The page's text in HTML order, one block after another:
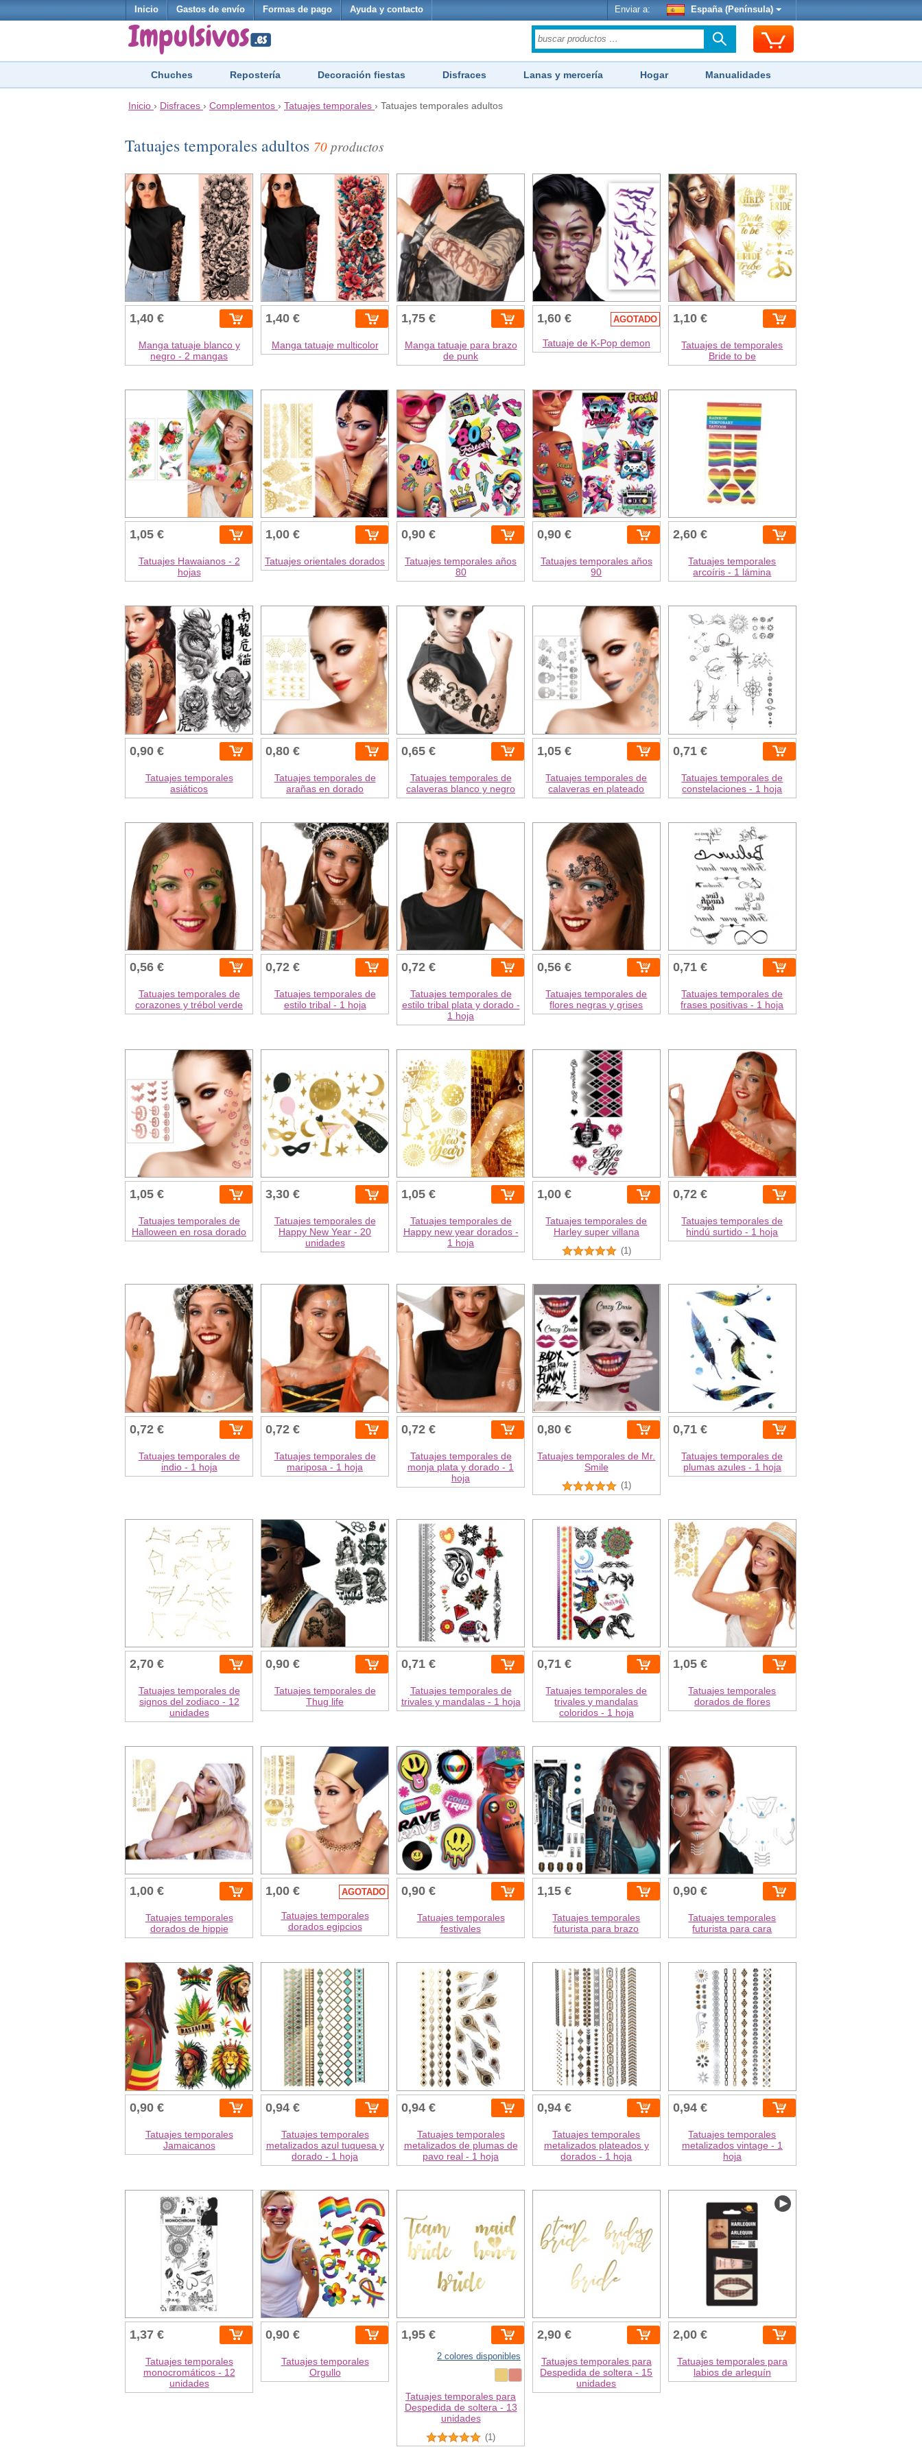
Inicio Gastos de envío Formas de pago Ayuda y contacto Enviar a: España (Península)
Chuches Repostería Decoración fiestas Disfraces Lanas y mercería Hogar Manualidades
Inicio › Disfraces › Complementos › Tatuajes temporales › Tatuajes temporales adultos
Tatuajes temporales adultos 70 productos
1,40 €
Manga tatuaje blanco y
negro - 2 mangas
1,40 €
Manga tatuaje multicolor
1,75 €
Manga tatuaje para brazo
de punk
1,60 € AGOTADO
Tatuaje de K-Pop demon
1,10 €
Tatuajes de temporales
Bride to be
1,05 €
Tatuajes Hawaianos - 2
hojas
1,00 €
Tatuajes orientales dorados
0,90 €
Tatuajes temporales años
80
0,90 €
Tatuajes temporales años
90
2,60 €
Tatuajes temporales
arcoíris - 1 lámina
0,90 €
Tatuajes temporales
asiáticos
0,80 €
Tatuajes temporales de
arañas en dorado
0,65 €
Tatuajes temporales de
calaveras blanco y negro
1,05 €
Tatuajes temporales de
calaveras en plateado
0,71 €
Tatuajes temporales de
constelaciones - 1 hoja
0,56 €
Tatuajes temporales de
corazones y trébol verde
0,72 €
Tatuajes temporales de
estilo tribal - 1 hoja
0,72 €
Tatuajes temporales de
estilo tribal plata y dorado -
1 hoja
0,56 €
Tatuajes temporales de
flores negras y grises
0,71 €
Tatuajes temporales de
frases positivas - 1 hoja
1,05 €
Tatuajes temporales de
Halloween en rosa dorado
3,30 €
Tatuajes temporales de
Happy New Year - 20
unidades
1,05 €
Tatuajes temporales de
Happy new year dorados -
1 hoja
1,00 €
Tatuajes temporales de
Harley super villana
(1)
0,72 €
Tatuajes temporales de
hindú surtido - 1 hoja
0,72 €
Tatuajes temporales de
indio - 1 hoja
0,72 €
Tatuajes temporales de
mariposa - 1 hoja
0,72 €
Tatuajes temporales de
monja plata y dorado - 1
hoja
0,80 €
Tatuajes temporales de Mr.
Smile
(1)
0,71 €
Tatuajes temporales de
plumas azules - 1 hoja
2,70 €
Tatuajes temporales de
signos del zodiaco - 12
unidades
0,90 €
Tatuajes temporales de
Thug life
0,71 €
Tatuajes temporales de
trivales y mandalas - 1 hoja
0,71 €
Tatuajes temporales de
trivales y mandalas
coloridos - 1 hoja
1,05 €
Tatuajes temporales
dorados de flores
1,00 €
Tatuajes temporales
dorados de hippie
1,00 € AGOTADO
Tatuajes temporales
dorados egipcios
0,90 €
Tatuajes temporales
festivales
1,15 €
Tatuajes temporales
futurista para brazo
0,90 €
Tatuajes temporales
futurista para cara
0,90 €
Tatuajes temporales
Jamaicanos
0,94 €
Tatuajes temporales
metalizados azul tuquesa y
dorado - 1 hoja
0,94 €
Tatuajes temporales
metalizados de plumas de
pavo real - 1 hoja
0,94 €
Tatuajes temporales
metalizados plateados y
dorados - 1 hoja
0,94 €
Tatuajes temporales
metalizados vintage - 1
hoja
1,37 €
Tatuajes temporales
monocromáticos - 12
unidades
0,90 €
Tatuajes temporales
Orgullo
1,95 €
2 colores disponibles
Tatuajes temporales para
Despedida de soltera - 13
unidades
(1)
2,90 €
Tatuajes temporales para
Despedida de soltera - 15
unidades
2,00 €
Tatuajes temporales para
labios de arlequín